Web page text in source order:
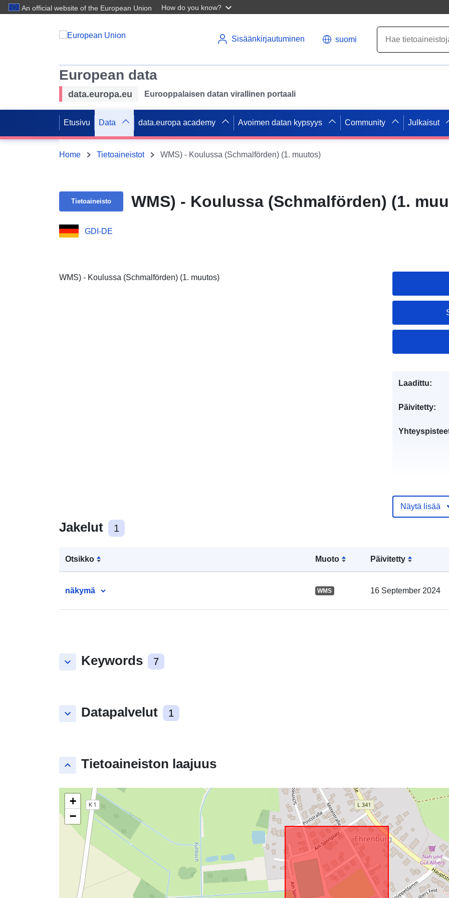
An official website of the European Union How do you know?
Sisäänkirjautuminen suomi
European data
data.europa.eu Eurooppalaisen datan virallinen portaali
Etusivu Data data.europa academy Avoimen datan kypsyys Community Julkaisut
Home Tietoaineistot WMS) - Koulussa (Schmalförden) (1. muutos)
Tietoaineisto WMS) - Koulussa (Schmalförden) (1.
GDI-DE
WMS) - Koulussa (Schmalförden) (1. muutos)
Jakelut 1
Otsikko Muoto Päivitetty
näkymä WMS 16 September 2024
keyboard_arrow_down Keywords 7
keyboard_arrow_down Datapalvelut 1
keyboard_arrow_up Tietoaineiston laajuus
+
−
Laadittu:
Päivitetty:
koskeva
uriRef:
Näytä lisää